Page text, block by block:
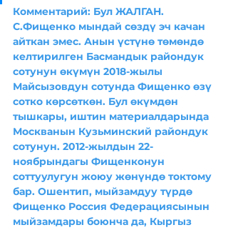
Комментарий: Бул ЖАЛГАН.
С.Фищенко мындай сөздү эч качан
айткан эмес. Анын үстүнө төмөндө
келтирилген Басмандык райондук
сотунун өкүмүн 2018-жылы
Майсызовдун сотунда Фищенко өзү
сотко көрсөткөн. Бул өкүмдөн
тышкары, иштин материалдарында
Москванын Кузьминский райондук
сотунун. 2012-жылдын 22-
ноябрындагы Фищенконун
соттуулугун жоюу жөнүндө токтому
бар. Ошентип, мыйзамдуу түрдө
Фищенко Россия Федерациясынын
мыйзамдары боюнча да, Кыргыз